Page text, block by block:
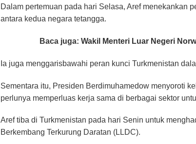
Dalam pertemuan pada hari Selasa, Aref menekankan
antara kedua negara tetangga.
Baca juga:Wakil Menteri Luar Negeri
Ia juga menggarisbawahi peran kunci Turkmenistan
Sementara itu, Presiden Berdimuhamedow menyoroti
perlunya memperluas kerja sama di berbagai sektor
Aref tiba di Turkmenistan pada hari Senin untuk
Berkembang Terkurung Daratan (LLDC).